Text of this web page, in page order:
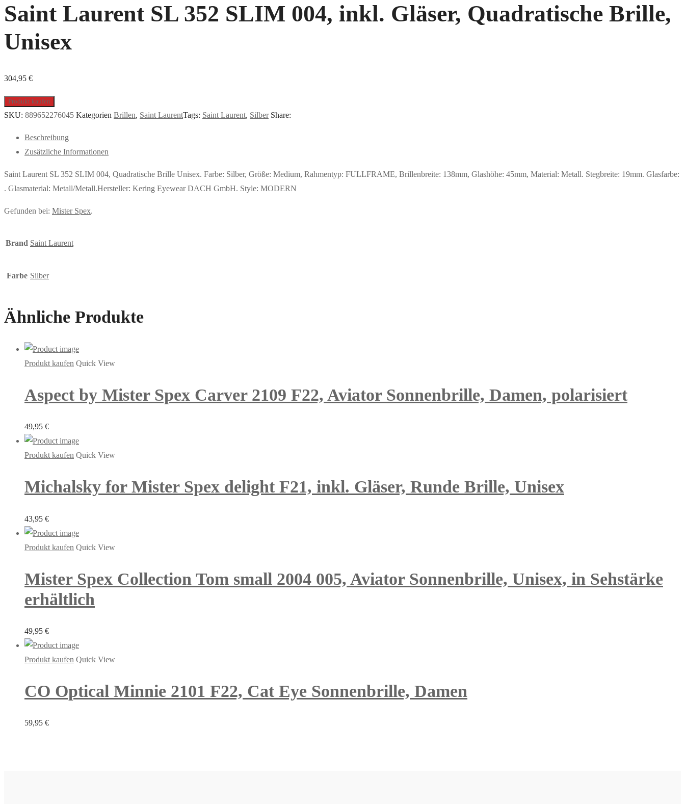
Saint Laurent SL 352 SLIM 004, inkl. Gläser, Quadratische Brille,
Unisex
304,95 €
Produkt kaufen
SKU: 889652276045 Kategorien Brillen, Saint LaurentTags: Saint Laurent, Silber Share:
Beschreibung
Zusätzliche Informationen
Saint Laurent SL 352 SLIM 004, Quadratische Brille Unisex. Farbe: Silber, Größe: Medium, Rahmentyp: FULLFRAME, Brillenbreite: 138mm, Glashöhe: 45mm, Material: Metall. Stegbreite: 19mm. Glasfarbe:
. Glasmaterial: Metall/Metall.Hersteller: Kering Eyewear DACH GmbH. Style: MODERN
Gefunden bei: Mister Spex.
Brand Saint Laurent
Farbe Silber
Ähnliche Produkte
Produkt kaufen Quick View
Aspect by Mister Spex Carver 2109 F22, Aviator Sonnenbrille, Damen, polarisiert
49,95 €
Produkt kaufen Quick View
Michalsky for Mister Spex delight F21, inkl. Gläser, Runde Brille, Unisex
43,95 €
Produkt kaufen Quick View
Mister Spex Collection Tom small 2004 005, Aviator Sonnenbrille, Unisex, in Sehstärke
erhältlich
49,95 €
Produkt kaufen Quick View
CO Optical Minnie 2101 F22, Cat Eye Sonnenbrille, Damen
59,95 €